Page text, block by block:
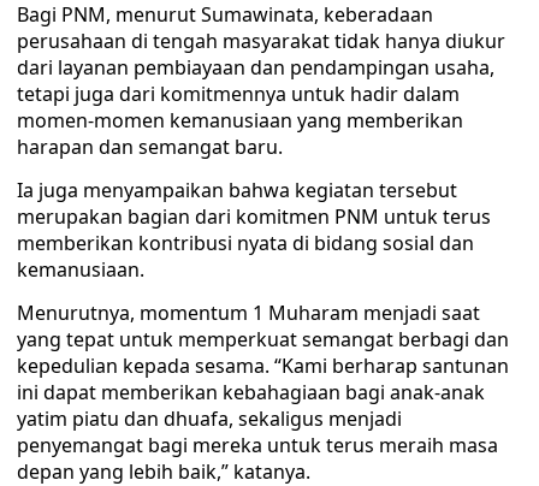
Bagi PNM, menurut Sumawinata, keberadaan
perusahaan di tengah masyarakat tidak hanya diukur
dari layanan pembiayaan dan pendampingan usaha,
tetapi juga dari komitmennya untuk hadir dalam
momen-momen kemanusiaan yang memberikan
harapan dan semangat baru.
Ia juga menyampaikan bahwa kegiatan tersebut
merupakan bagian dari komitmen PNM untuk terus
memberikan kontribusi nyata di bidang sosial dan
kemanusiaan.
Menurutnya, momentum 1 Muharam menjadi saat
yang tepat untuk memperkuat semangat berbagi dan
kepedulian kepada sesama. “Kami berharap santunan
ini dapat memberikan kebahagiaan bagi anak-anak
yatim piatu dan dhuafa, sekaligus menjadi
penyemangat bagi mereka untuk terus meraih masa
depan yang lebih baik,” katanya.